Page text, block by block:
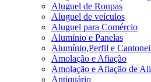
Aluguel de Roupas
Aluguel de veículos
Aluguel para Comércio
Alumínio e Panelas
Alumínio,Perfil e
Amolação e Afiação
Amolação e Afiação de
Antiquário